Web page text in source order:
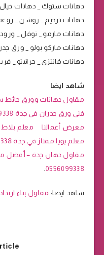
دهانات ستوك _ دهانات
دهانات ترخيم _ روشن _ روعة
دهانات مارمو _ نوفل _
دهانات ماركو بولو _ ورق
دهانات فانتزي _ جرانيتو _
شاهد ايضا
مقاول دهانات وورق حائط بجدة و
فني ورق جدران في جدة 0556099338
معرض أعمالنا
معلم بلاط
معلم بويا ممتاز في جدة 0556099338
مقاول دهان جدة – أفضل
0556099338
شاهد ايضا: مقاول بناء